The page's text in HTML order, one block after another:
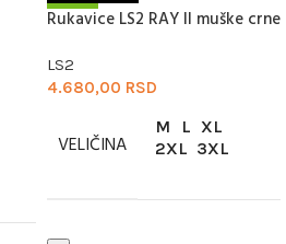
NOVO
Rukavice LS2 RAY II muške crne
LS2
4.680,00 RSD
VELIČINA
M L XL
2XL 3XL